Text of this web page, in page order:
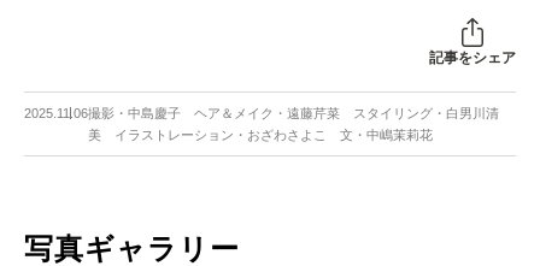
記事をシェア
2025.11.06撮影・中島慶子 ヘア＆メイク・遠藤芹菜 スタイリング・白男川清
美 イラストレーション・おざわさよこ 文・中嶋茉莉花
写真ギャラリー